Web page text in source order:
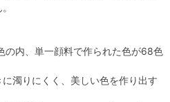
の内、単一顔料で作られた色が68色
濁りにくく、美しい色を作り出す